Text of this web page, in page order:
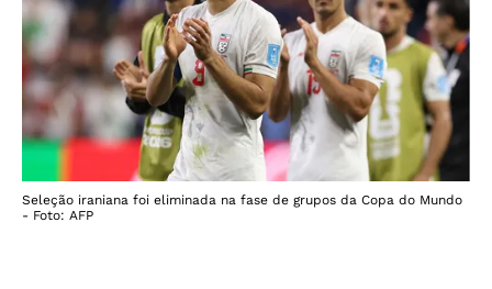
Seleção iraniana foi eliminada na fase de grupos da Copa do Mundo
- Foto: AFP